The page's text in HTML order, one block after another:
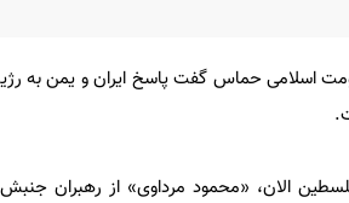
اسلامی حماس گفت پاسخ ایران و یمن به
الان، «محمود مرداوی» از رهبران